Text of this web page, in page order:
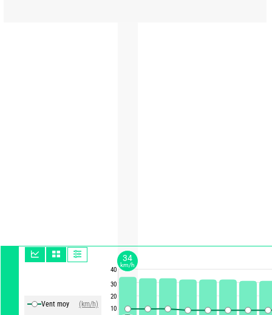
Vent moy
(km/h)
40
30
20
10
34
km/h